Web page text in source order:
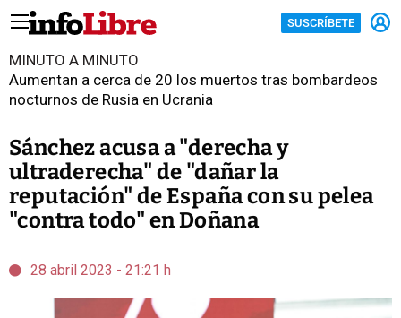
SUSCRÍBETE
MINUTO A MINUTO
Aumentan a cerca de 20 los muertos tras bombardeos
nocturnos de Rusia en Ucrania
Sánchez acusa a "derecha y
ultraderecha" de "dañar la
reputación" de España con su pelea
"contra todo" en Doñana
28 abril 2023 - 21:21 h